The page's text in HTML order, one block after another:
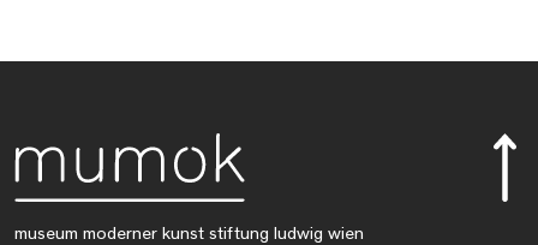
museum moderner kunst stiftung ludwig wien